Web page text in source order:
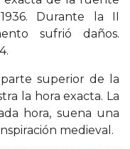
Durante la II
sufrió daños.
superior de la
la hora exacta. La
hora, suena una
medieval.